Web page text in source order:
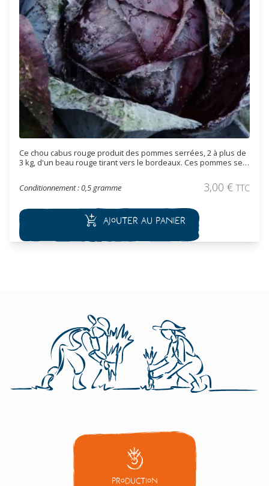
Ce chou cabus rouge produit des pommes serrées, 2 à plus de
3 kg, d'un beau rouge tirant vers le bordeaux. Ces pommes se
Conditionnement : 0,5 gramme 3,00 € TTC
Ajouter au panier
Production